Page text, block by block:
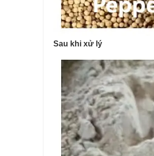
Sau khi xử lý